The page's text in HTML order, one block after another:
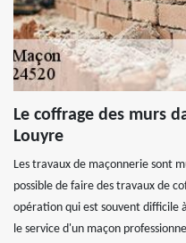
Le coffrage des murs
Louyre
Les travaux de maçonnerie sont
possible de faire des travaux de
opération qui est souvent difficile
le service d'un maçon